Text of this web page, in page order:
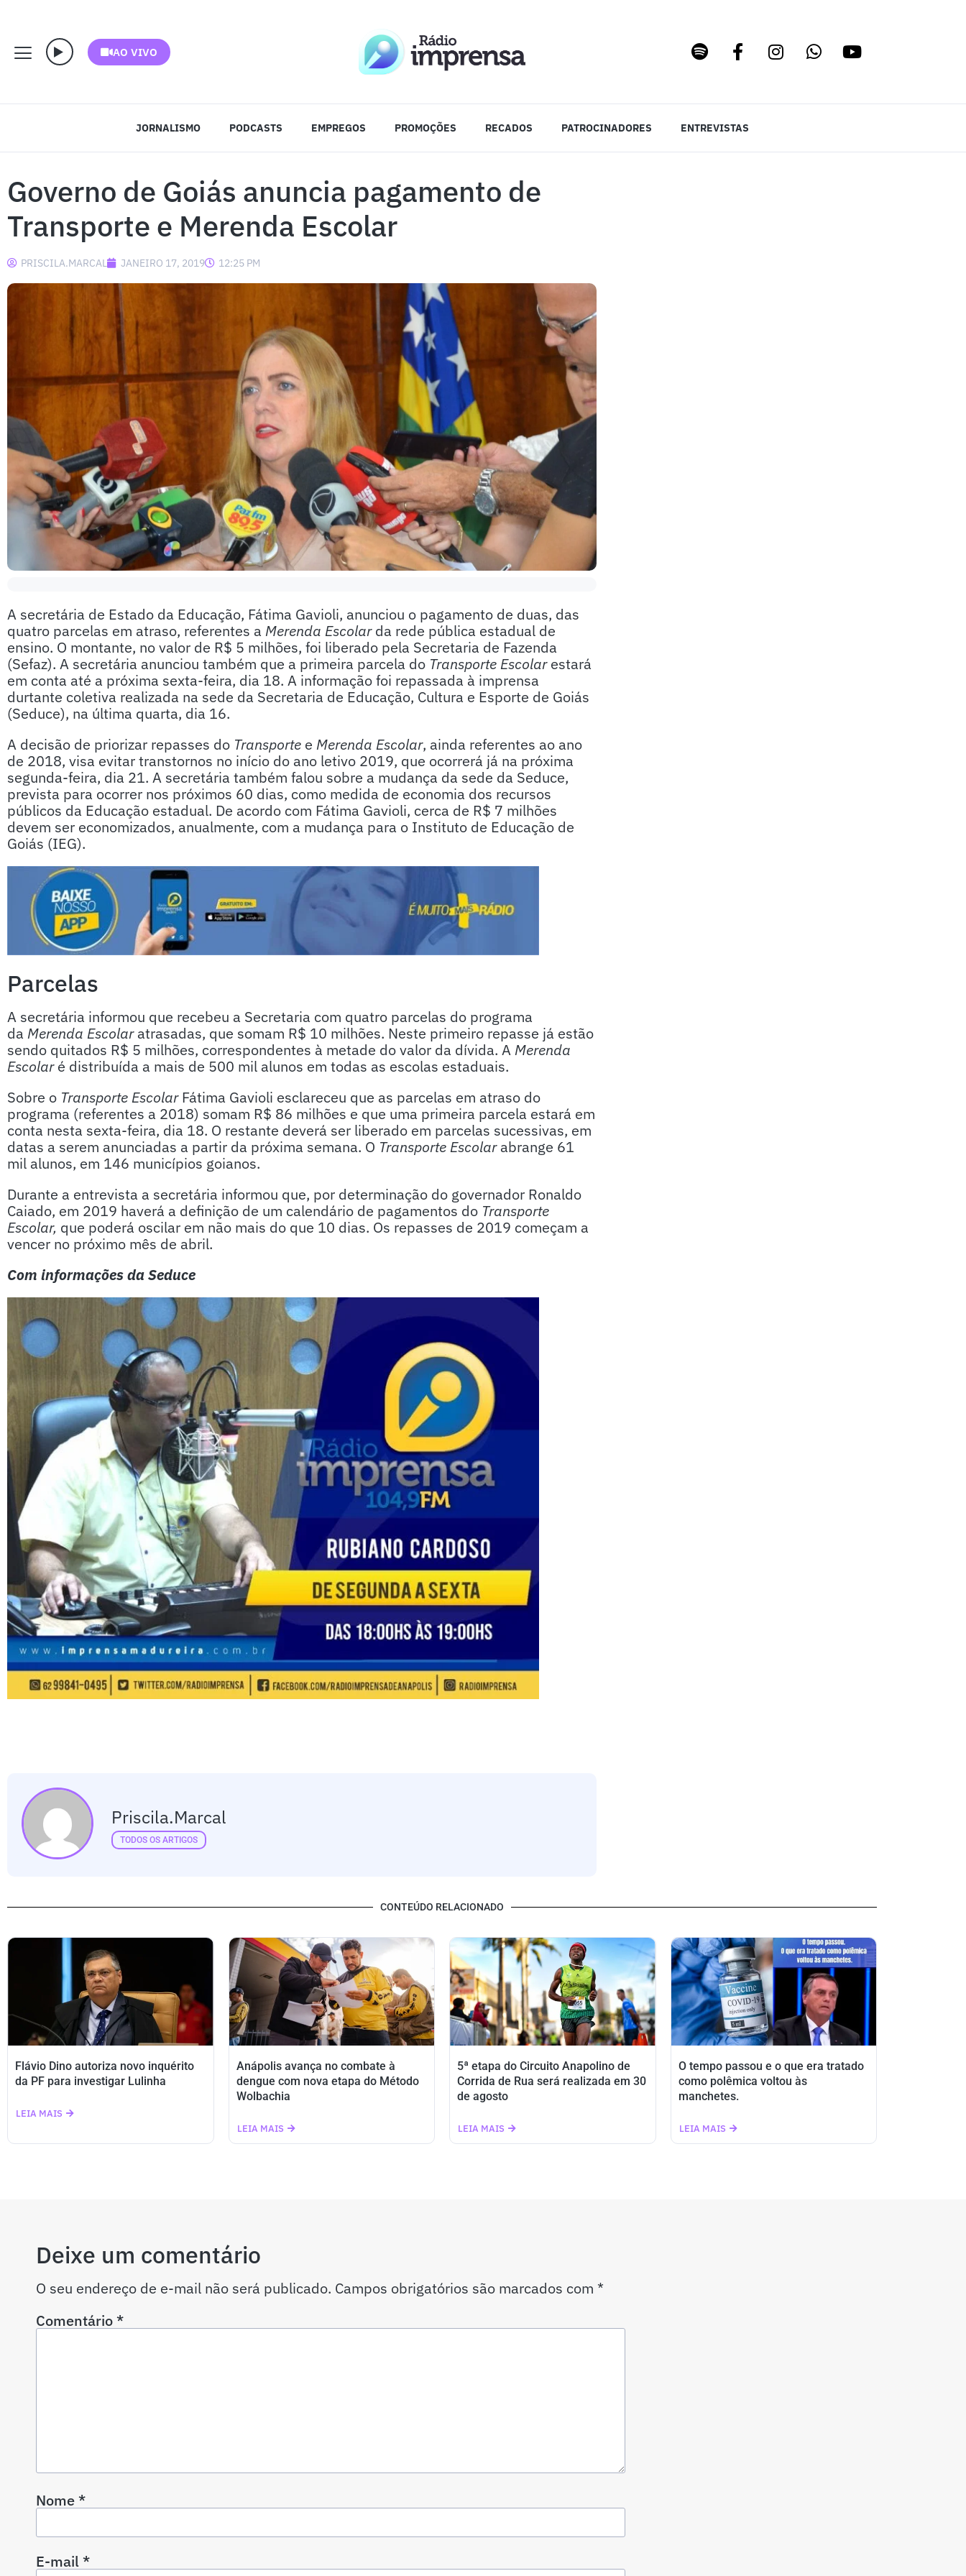
AO VIVO
JORNALISMO PODCASTS EMPREGOS PROMOÇÕES RECADOS PATROCINADORES ENTREVISTAS
Governo de Goiás anuncia pagamento de
Transporte e Merenda Escolar
PRISCILA.MARCAL JANEIRO 17, 2019 12:25 PM
A secretária de Estado da Educação, Fátima Gavioli, anunciou o pagamento de duas, das
quatro parcelas em atraso, referentes a Merenda Escolarda rede pública estadual de
ensino. O montante, no valor de R$ 5 milhões, foi liberado pela Secretaria de Fazenda
(Sefaz). A secretária anunciou também que a primeira parcela do Transporte Escolarestará
em conta até a próxima sexta-feira, dia 18. A informação foi repassada à imprensa
durtante coletiva realizada na sede da Secretaria de Educação, Cultura e Esporte de Goiás
(Seduce), na última quarta, dia 16.
A decisão de priorizar repasses do Transporte e Merenda Escolar, ainda referentes ao ano
de 2018, visa evitar transtornos no início do ano letivo 2019, que ocorrerá já na próxima
segunda-feira, dia 21. A secretária também falou sobre a mudança da sede da Seduce,
prevista para ocorrer nos próximos 60 dias, como medida de economia dos recursos
públicos da Educação estadual. De acordo com Fátima Gavioli, cerca de R$ 7 milhões
devem ser economizados, anualmente, com a mudança para o Instituto de Educação de
Goiás (IEG).
Parcelas
A secretária informou que recebeu a Secretaria com quatro parcelas do programa
da Merenda Escolaratrasadas, que somam R$ 10 milhões. Neste primeiro repasse já estão
sendo quitados R$ 5 milhões, correspondentes à metade do valor da dívida. AMerenda
Escolaré distribuída a mais de 500 mil alunos em todas as escolas estaduais.
Sobre o Transporte EscolarFátima Gavioli esclareceu que as parcelas em atraso do
programa (referentes a 2018) somam R$ 86 milhões e que uma primeira parcela estará em
conta nesta sexta-feira, dia 18. O restante deverá ser liberado em parcelas sucessivas, em
datas a serem anunciadas a partir da próxima semana. O Transporte Escolarabrange 61
mil alunos, em 146 municípios goianos.
Durante a entrevista a secretária informou que, por determinação do governador Ronaldo
Caiado, em 2019 haverá a definição de um calendário de pagamentos do Transporte
Escolar, que poderá oscilar em não mais do que 10 dias. Os repasses de 2019 começam a
vencer no próximo mês de abril.
Com informações da Seduce
Priscila.marcal
TODOS OS ARTIGOS
CONTEÚDO RELACIONADO
Flávio Dino autoriza novo inquérito
da PF para investigar Lulinha
LEIA MAIS
Anápolis avança no combate à
dengue com nova etapa do Método
Wolbachia
LEIA MAIS
5ª etapa do Circuito Anapolino de
Corrida de Rua será realizada em 30
de agosto
LEIA MAIS
O tempo passou e o que era tratado
como polêmica voltou às
manchetes.
LEIA MAIS
Deixe um comentário
O seu endereço de e-mail não será publicado. Campos obrigatórios são marcados com *
Comentário*
Nome*
E-mail*